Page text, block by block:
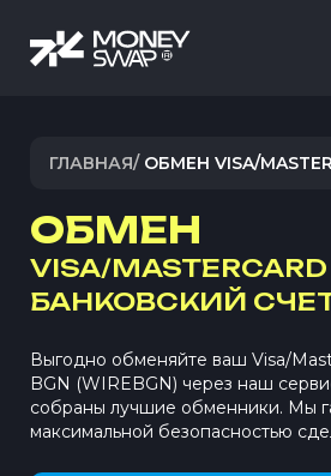
ГЛАВНАЯ/ ОБМЕН VISA/
ОБМЕН
VISA/MASTERCARD
БАНКОВСКИЙ СЧЕТ
Выгодно обменяйте ваш Visa/
BGN (WIREBGN) через наш
собраны лучшие обменники. Мы
максимальной безопасностью